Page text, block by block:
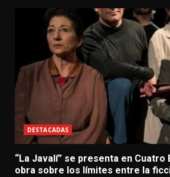
DESTACADAS
“La Javalí” se presenta en Cuatro
obra sobre los límites entre la